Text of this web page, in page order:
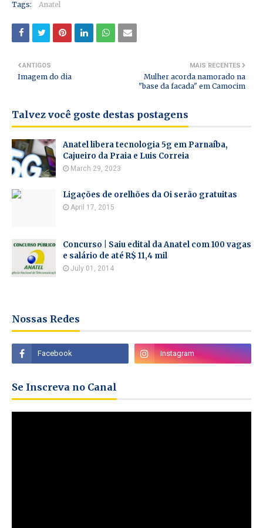
Tags: Anatel
MAIS RECENTES
Mulher acorda namorado na
"base da facada" em Camocim
ANTIGOS
Imagem do dia
Talvez você goste destas postagens
Anatel libera tecnologia 5g em Parnaíba,
Cajueiro da Praia e Luis Correia
March 29, 2023
Ligações de orelhões da Oi serão gratuitas
April 17, 2015
Concurso | Saiu edital da Anatel com 100 vagas
e salário de até R$ 11,4 mil
July 01, 2014
Nossas Redes
Se Inscreva no Canal